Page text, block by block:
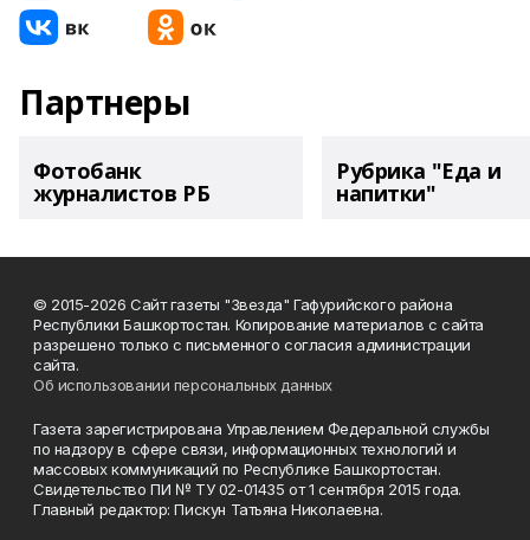
Партнеры
Фотобанк
журналистов РБ
Рубрика "Еда и
напитки"
© 2015-2026 Сайт газеты "Звезда" Гафурийского района
Республики Башкортостан. Копирование материалов с сайта
разрешено только с письменного согласия администрации
сайта.
Об использовании персональных данных
Газета зарегистрирована Управлением Федеральной службы
по надзору в сфере связи, информационных технологий и
массовых коммуникаций по Республике Башкортостан.
Свидетельство ПИ № ТУ 02-01435 от 1 сентября 2015 года.
Главный редактор: Пискун Татьяна Николаевна.